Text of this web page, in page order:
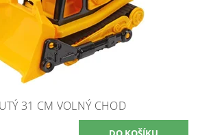
31 CM VOLNÝ CHOD